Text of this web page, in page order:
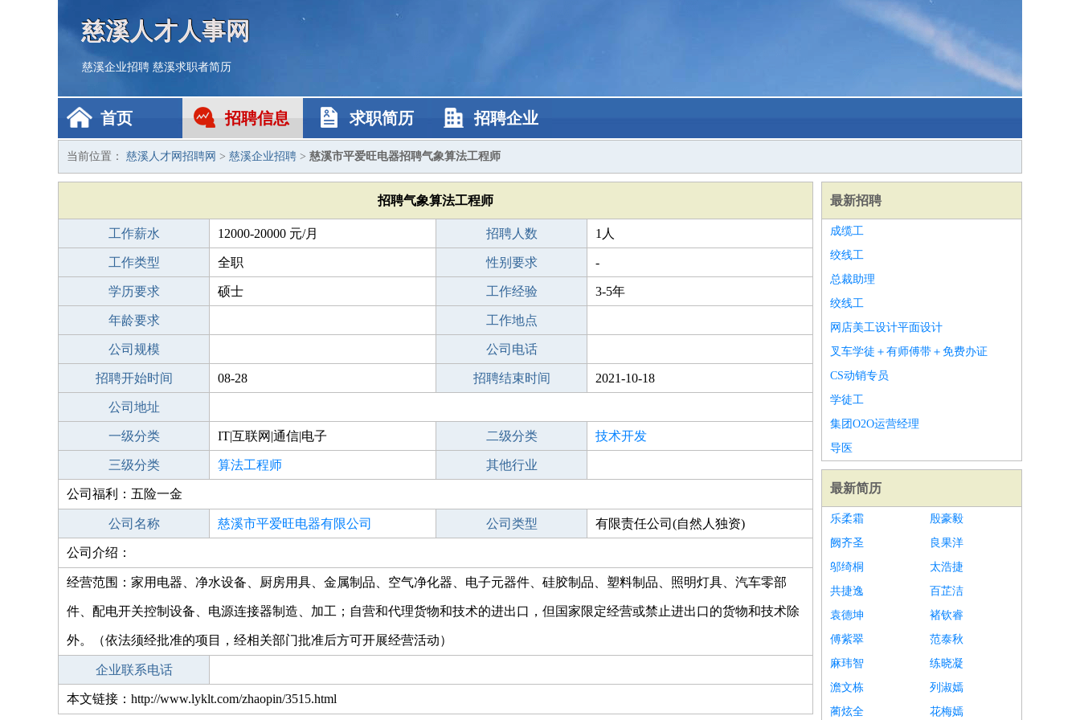
慈溪人才人事网
慈溪企业招聘 慈溪求职者简历
首页 招聘信息 求职简历 招聘企业
当前位置： 慈溪人才网招聘网 > 慈溪企业招聘 > 慈溪市平爱旺电器招聘气象算法工程师
招聘气象算法工程师
工作薪水 12000-20000 元/月 招聘人数 1人
工作类型 全职 性别要求 -
学历要求 硕士 工作经验 3-5年
年龄要求 工作地点
公司规模 公司电话
招聘开始时间 08-28 招聘结束时间 2021-10-18
公司地址
一级分类 IT|互联网|通信|电子 二级分类 技术开发
三级分类 算法工程师 其他行业
公司福利：五险一金
公司名称 慈溪市平爱旺电器有限公司 公司类型 有限责任公司(自然人独资)
公司介绍：
经营范围：家用电器、净水设备、厨房用具、金属制品、空气净化器、电子元器件、硅胶制品、塑料制品、照明灯具、汽车零部
件、配电开关控制设备、电源连接器制造、加工；自营和代理货物和技术的进出口，但国家限定经营或禁止进出口的货物和技术除
外。（依法须经批准的项目，经相关部门批准后方可开展经营活动）
企业联系电话
本文链接：http://www.lyklt.com/zhaopin/3515.html
最新招聘
成缆工
绞线工
总裁助理
绞线工
网店美工设计平面设计
叉车学徒＋有师傅带＋免费办证
CS动销专员
学徒工
集团O2O运营经理
导医
最新简历
乐柔霜
殷豪毅
阙齐圣
良果洋
邬绮桐
太浩捷
共捷逸
百芷洁
袁德坤
褚钦睿
傅紫翠
范泰秋
麻玮智
练晓凝
澹文栋
列淑嫣
蔺炫全
花梅嫣